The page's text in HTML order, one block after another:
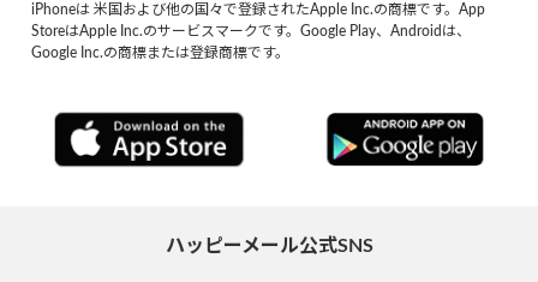
iPhoneは 米国および他の国々で登録されたApple Inc.の商標です。App
StoreはApple Inc.のサービスマークです。Google Play、Androidは、
Google Inc.の商標または登録商標です。
ハッピーメール公式SNS